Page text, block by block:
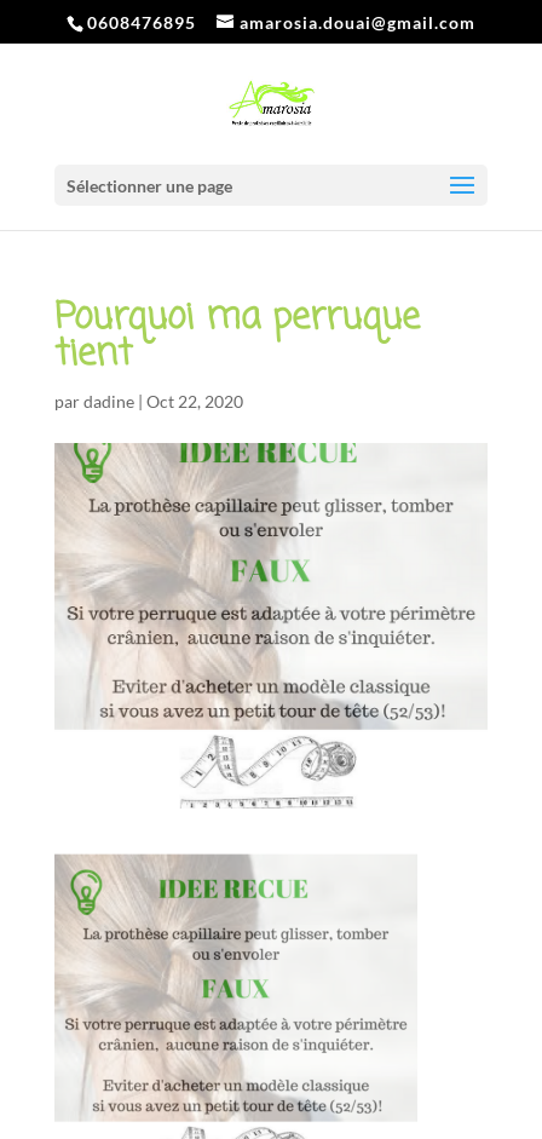
0608476895 amarosia.douai@gmail.com
Sélectionner une page
Pourquoi ma perruque
tient
pardadine| Oct 22, 2020